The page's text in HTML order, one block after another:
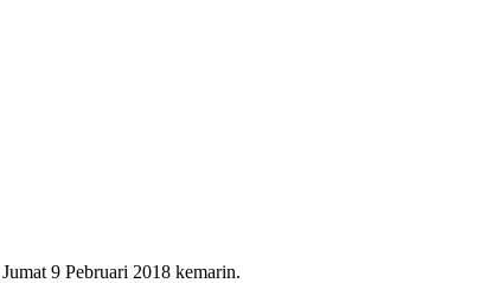
9 Pebruari 2018 kemarin.